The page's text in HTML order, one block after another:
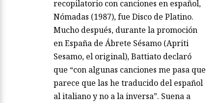
recopilatorio con canciones en español,
Nómadas (1987), fue Disco de Platino.
Mucho después, durante la promoción
en España de Ábrete Sésamo (Apriti
Sesamo, el original), Battiato declaró
que “con algunas canciones me pasa que
parece que las he traducido del español
al italiano y no a la inversa”. Suena a